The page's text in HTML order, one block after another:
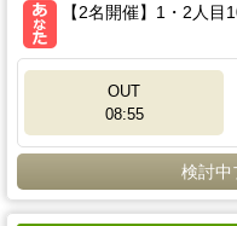
【2名開催】1・2人
OUT
08:55
検討中